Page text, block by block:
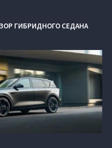
ГИБРИДНОГО СЕДАНА